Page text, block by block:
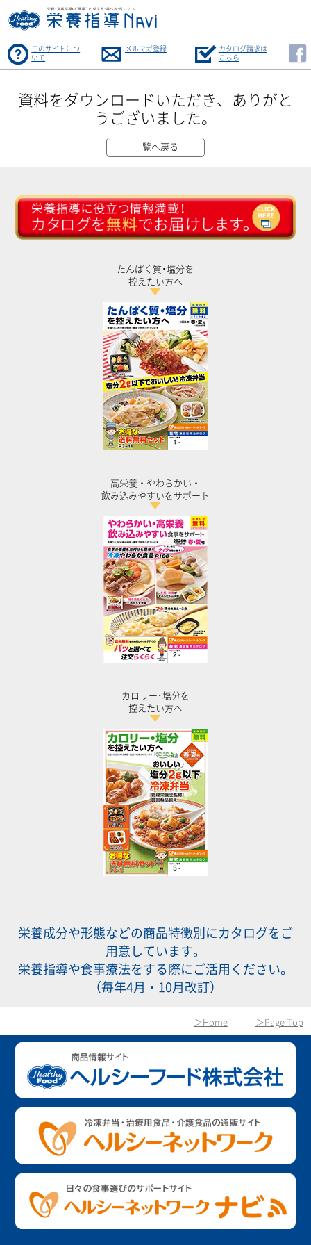
このサイトにつ
いて
メルマガ登録
カタログ請求は
こちら
資料をダウンロードいただき、ありがと
うございました。
一覧へ戻る
たんぱく質･塩分を
控えたい方へ
高栄養・やわらかい・
飲み込みやすいをサポート
カロリー･塩分を
控えたい方へ
栄養成分や形態などの商品特徴別にカタログをご
用意しています。
栄養指導や食事療法をする際にご活用ください。
（毎年4月・10月改訂）
＞Page Top
＞Home